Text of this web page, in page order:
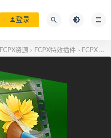
登录
FCPX资源 > FCPX特效插件 > FCPX 专业视频降噪 皮肤光滑 美容插件NeatVideo 系统10.13-10.15